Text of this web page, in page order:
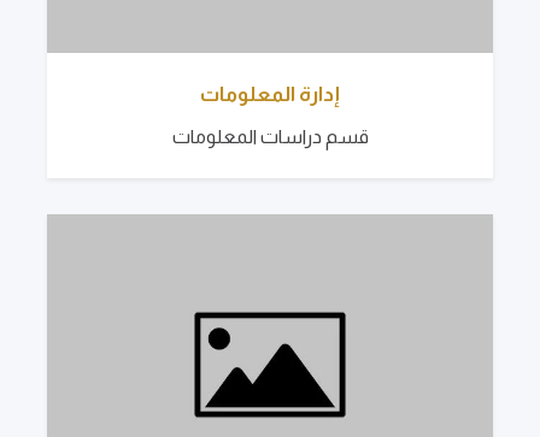
إدارة المعلومات
قسم دراسات المعلومات